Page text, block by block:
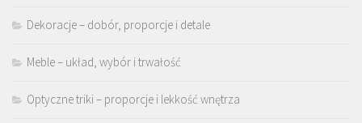
Dekoracje – dobór, proporcje i detale
Meble – układ, wybór i trwałość
Optyczne triki – proporcje i lekkość wnętrza